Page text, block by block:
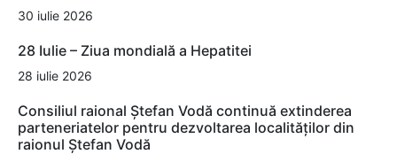
30 iulie 2026
28 Iulie – Ziua mondială a Hepatitei
28 iulie 2026
Consiliul raional Ștefan Vodă continuă extinderea
parteneriatelor pentru dezvoltarea localităților din
raionul Ștefan Vodă